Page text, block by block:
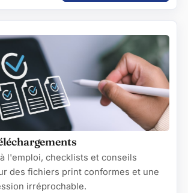
l'emploi, checklists et conseils
des fichiers print conformes et une
irréprochable.